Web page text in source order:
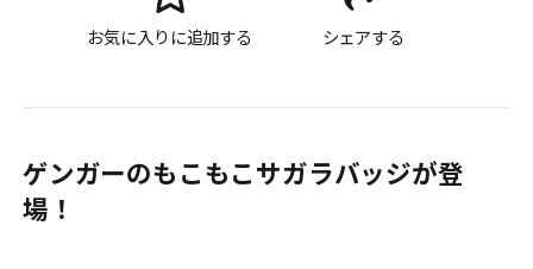
お気に入りに追加する シェアする
ゲンガーのもこもこサガラバッジが登
場！